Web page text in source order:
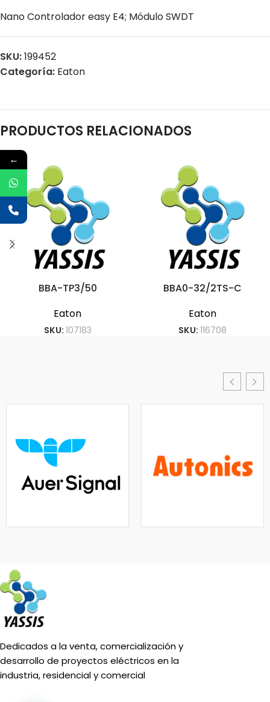
Nano Controlador easy E4; Módulo SWDT
SKU:199452
Categoría: Eaton
PRODUCTOS RELACIONADOS
BBA-TP3/50
Eaton
SKU: 107183
BBA0-32/2TS-C
Eaton
SKU: 116708
Dedicados a la venta, comercialización y
desarrollo de proyectos eléctricos en la
industria, residencial y comercial
←